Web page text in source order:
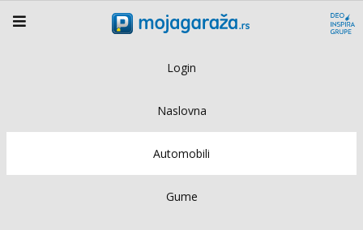
Login
Naslovna
Automobili
Gume